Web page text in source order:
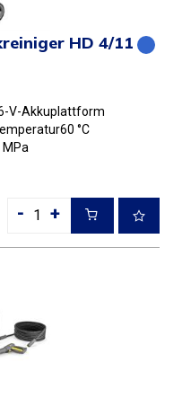
HD 4/11 C
V-Akkuplattform
°C
- +